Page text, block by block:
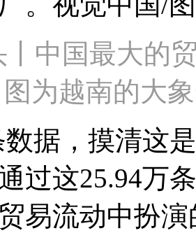
丨中国最大的
为越南的大
数据，摸清这
过这25.94万
易流动中扮